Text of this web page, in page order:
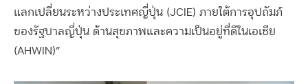
แลกเปลี่ยนระหว่างประเทศญี่ปุ่น (JCIE) ภายใต้การอุปถัมภ์
ของรัฐบาลญี่ปุ่น ด้านสุขภาพและความเป็นอยู่ที่ดีในเอเชีย
(AHWIN)”